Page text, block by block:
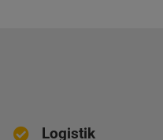
Logistik